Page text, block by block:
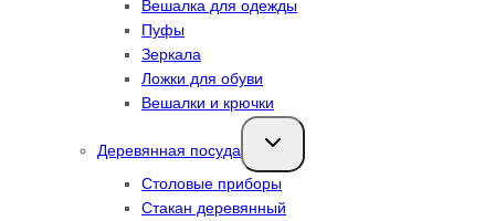
Вешалка для одежды
Пуфы
Зеркала
Ложки для обуви
Вешалки и крючки
Деревянная посуда
Переключить
дочернее
Столовые приборы
Стакан деревянный